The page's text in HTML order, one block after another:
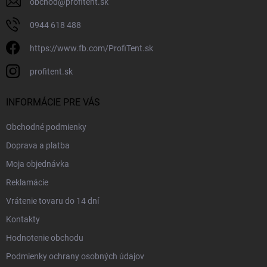
0944 618 488
https://www.fb.com/ProfiTent.sk
profitent.sk
INFORMÁCIE PRE VÁS
Obchodné podmienky
Doprava a platba
Moja objednávka
Reklamácie
Vrátenie tovaru do 14 dní
Kontakty
Hodnotenie obchodu
Podmienky ochrany osobných údajov